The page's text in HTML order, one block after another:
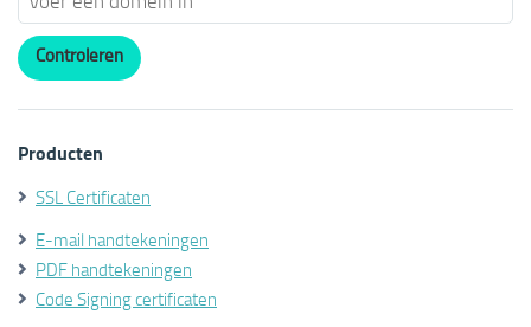
Producten
SSL Certificaten
E-mail handtekeningen
PDF handtekeningen
Code Signing certificaten